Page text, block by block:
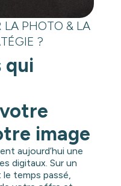
LA PHOTO & LA
?
qui
image
aujourd’hui une
digitaux. Sur un
temps passé,